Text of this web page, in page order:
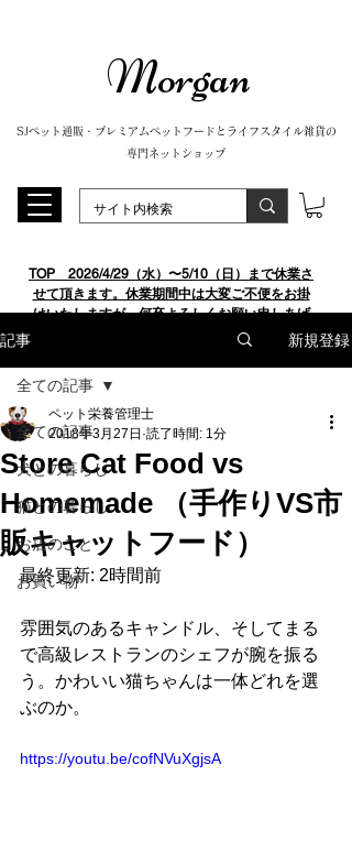
SJペット通販・プレミアムペットフードとライフスタイル雑貨の
専門ネットショップ
Morgan
TOP ​ 2026/4/29（水）〜5/10（日）まで休業さ
せて頂きます。休業期間中は大変ご不便をお掛
けいたしますが、何卒よろしくお願い申しあげ
記事 新規登録
全ての記事
犬との暮らし
猫との暮らし
お店のこと
お買い物
全ての記事
Store Cat Food vs
Homemade （手作りVS市
販キャットフード）
ペット栄養管理士
2018年3月27日 読了時間: 1分
最終更新: 2時間前
雰囲気のあるキャンドル、そしてまる
で高級レストランのシェフが腕を振る
う。かわいい猫ちゃんは一体どれを選
ぶのか。
https://youtu.be/cofNVuXgjsA